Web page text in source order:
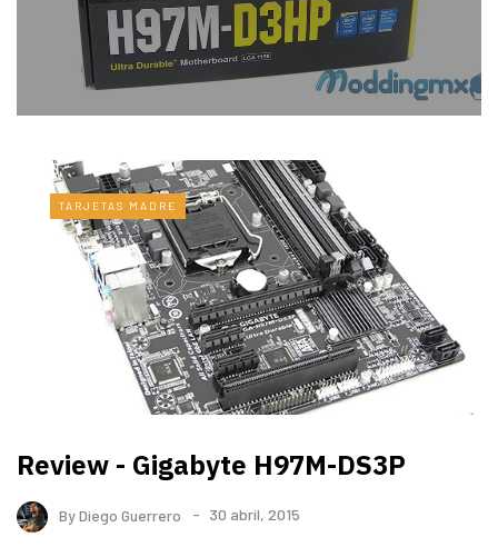
TARJETAS MADRE
Review - Gigabyte H97M-DS3P
ByDiego Guerrero 30 abril, 2015